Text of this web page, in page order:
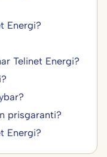
Energi?
Telinet Energi?
prisgaranti?
Energi?